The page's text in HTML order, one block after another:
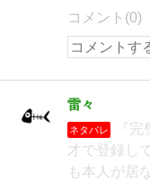
コメント(0)
雷々
ネタバレ
『
才で登録し
も本人が居